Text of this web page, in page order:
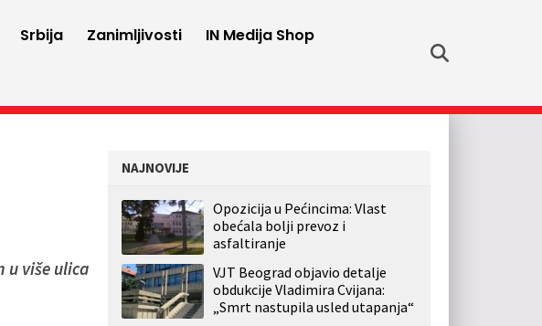
Srbija Zanimljivosti
IN Medija Shop
u više ulica
NAJNOVIJE
Opozicija u Pećincima: Vlast
obećala bolji prevoz i
asfaltiranje
VJT Beograd objavio detalje
obdukcije Vladimira Cvijana:
„Smrt nastupila usled utapanja“